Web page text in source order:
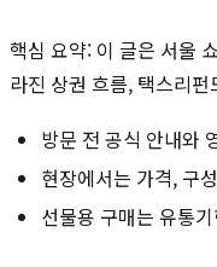
핵심 요약: 이 글은 서울
라진 상권 흐름, 택스리
방문 전 공식 안내와
현장에서는 가격, 구
선물용 구매는 유통